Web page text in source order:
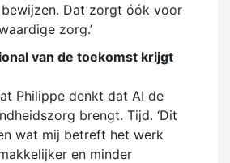
Dat zorgt óók voor
zorg.’
van de toekomst krijgt
Philippe denkt dat AI de
brengt. Tijd. ‘Dit
wat mij betreft het werk
en minder